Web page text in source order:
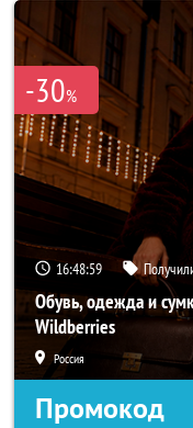
-30%
16:48:57
Обувь, одежда и
Wildberries
Россия
Промокод